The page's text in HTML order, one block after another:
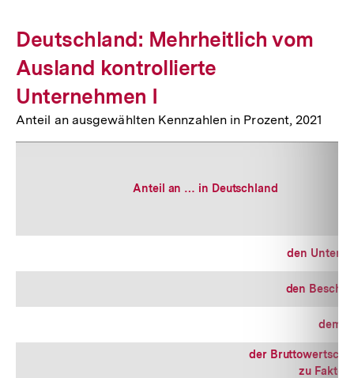
Deutschland: Mehrheitlich vom
Ausland kontrollierte
Unternehmen I
Anteil an ausgewählten Kennzahlen in Prozent, 2021
Anteil an … in Deutschland
den
den
dem
der
zu